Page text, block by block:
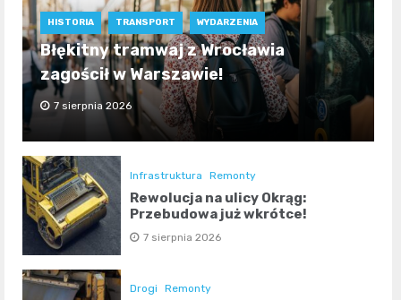
HISTORIA TRANSPORT WYDARZENIA
Błękitny tramwaj z Wrocławia
zagościł w Warszawie!
7 sierpnia 2026
Infrastruktura Remonty
Rewolucja na ulicy Okrąg:
Przebudowa już wkrótce!
7 sierpnia 2026
Drogi Remonty